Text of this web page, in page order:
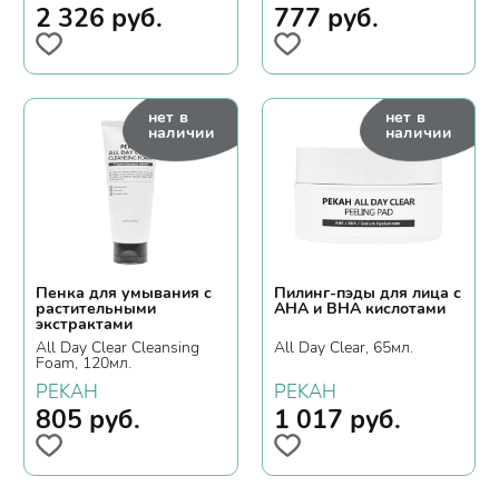
2 326 руб. 777 руб.
нет в
наличии
Пенка для умывания с
растительными
экстрактами
All Day Clear Cleansing
Foam, 120мл.
PEKAH
805 руб.
нет в
наличии
Пилинг-пэды для лица с
АНА и ВНА кислотами
All Day Clear, 65мл.
PEKAH
1 017 руб.